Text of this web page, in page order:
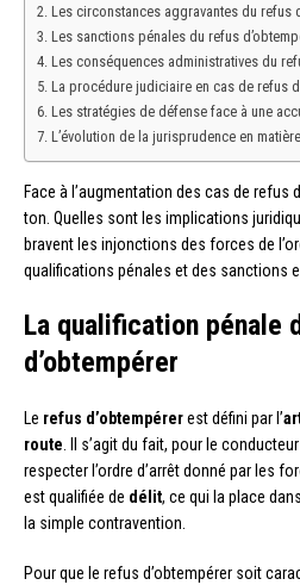
Les circonstances aggravantes du refus
Les sanctions pénales du refus
Les conséquences administratives du
La procédure judiciaire en cas de refus
Les stratégies de défense face à une
L’évolution de la jurisprudence en
Face à l’augmentation des cas de refus
ton. Quelles sont les implications
bravent les injonctions des forces de
qualifications pénales et des sanctions
La qualification pénale
d’obtempérer
Le refus d’obtempérerest défini par l’
route . Il s’agit du fait, pour le
respecter l’ordre d’arrêt donné par les
est qualifiée de délit, ce qui la place
la simple contravention.
Pour que le refus d’obtempérer soit